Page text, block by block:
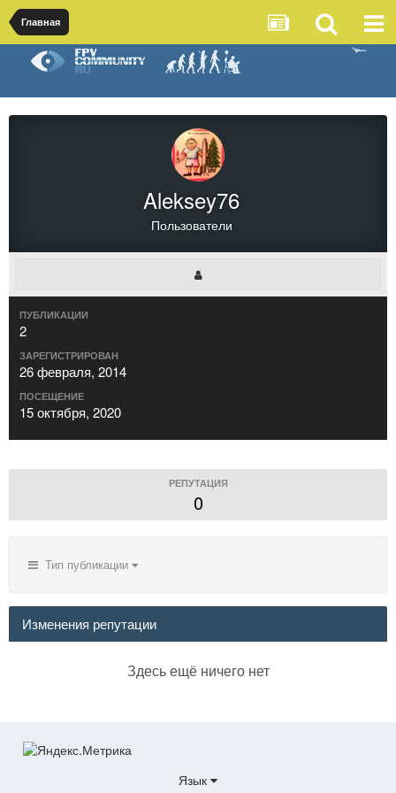
Главная
Aleksey76
Пользователи
ПУБЛИКАЦИИ
2
ЗАРЕГИСТРИРОВАН
26 февраля, 2014
ПОСЕЩЕНИЕ
15 октября, 2020
РЕПУТАЦИЯ
0
Тип публикации
Изменения репутации
Здесь ещё ничего нет
Язык